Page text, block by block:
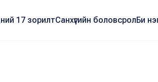
17 зорилтСанхүүгийн боловсролБи